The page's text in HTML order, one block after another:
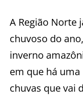
A Região Norte
chuvoso do
inverno
em que há
chuvas que vai